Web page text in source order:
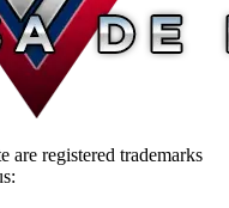
are registered trademarks